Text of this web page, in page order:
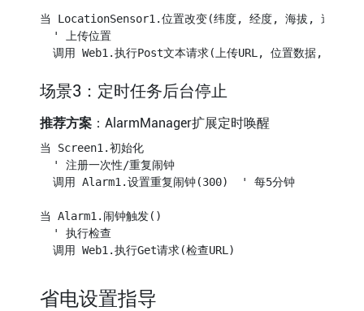
当 LocationSensor1.位置改变(纬度, 经度, 海拔, 速度)
  ' 上传位置
场景3：定时任务后台停止
推荐方案：AlarmManager扩展定时唤醒
当 Screen1.初始化
  ' 注册一次性/重复闹钟
  调用 Alarm1.设置重复闹钟(300)  ' 每5分钟
当 Alarm1.闹钟触发()
  ' 执行检查
省电设置指导